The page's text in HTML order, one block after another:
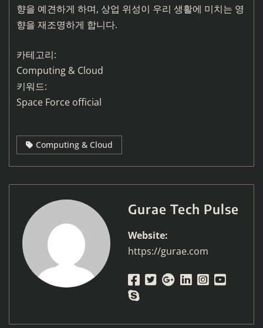
향을 예견하게 하며, 상업 위성이 우리 생활에 미치는 영
향을 재조명하게 합니다.
카테고리:
Computing & Cloud
키워드:
Space Force official
Computing & Cloud
Gurae Tech Pulse
Website:
https://gurae.com